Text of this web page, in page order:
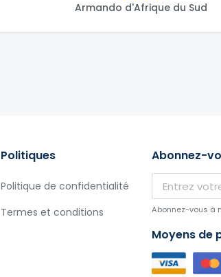
Armando d'Afrique du Sud
Politiques
Politique de confidentialité
Termes et conditions
Abonnez-
Abonnez-vous à
Moyens de